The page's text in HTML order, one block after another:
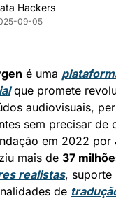
Hackers
09-05
é uma
que promete
audiovisuais,
sem precisar de
em 2022 por
mais de 37
realistas, suporte
de